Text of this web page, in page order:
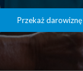
Przekaż darowiznę